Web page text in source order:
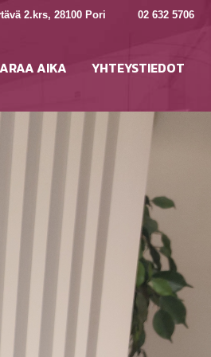
2.krs, 28100 Pori 02 632 5706
AIKA YHTEYSTIEDOT